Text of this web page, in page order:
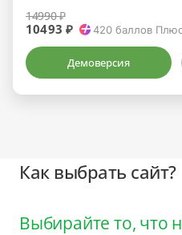
14990 ₽
10493 ₽ 420 баллов
Демоверсия
Как выбрать сайт?
Выбирайте то, что